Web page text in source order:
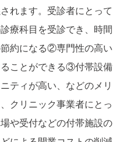
れます。受診者にとって
療科目を受診でき、時間
約になる②専門性の高い
ことができる③付帯設備
ティが高い、などのメリ
クリニック事業者にとっ
や受付などの付帯施設の